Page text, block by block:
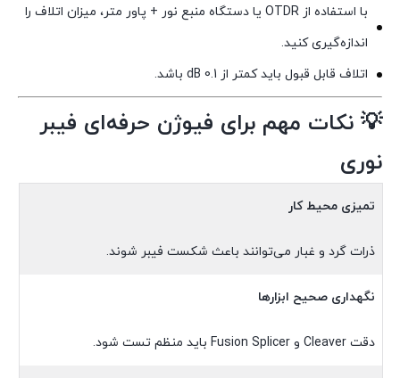
با استفاده از OTDR یا دستگاه منبع نور + پاور متر، میزان اتلاف را
اندازه‌گیری کنید.
اتلاف قابل قبول باید کمتر از 0.1 dB باشد.
💡 نکات مهم برای فیوژن حرفه‌ای فیبر
نوری
تمیزی محیط کار
ذرات گرد و غبار می‌توانند باعث شکست فیبر شوند.
نگهداری صحیح ابزارها
دقت Cleaver و Fusion Splicer باید منظم تست شود.